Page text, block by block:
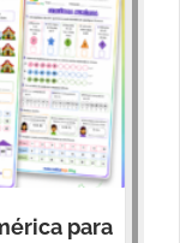
para